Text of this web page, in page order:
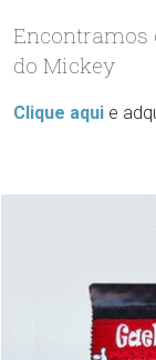
Encontramos
do Mickey
Clique aqui e